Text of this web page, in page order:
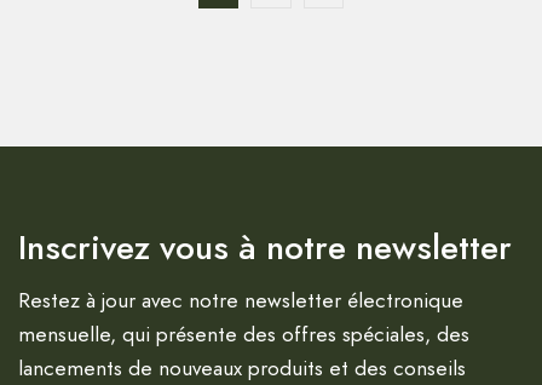
Inscrivez vous à notre newsletter
Restez à jour avec notre newsletter électronique
mensuelle, qui présente des offres spéciales, des
lancements de nouveaux produits et des conseils